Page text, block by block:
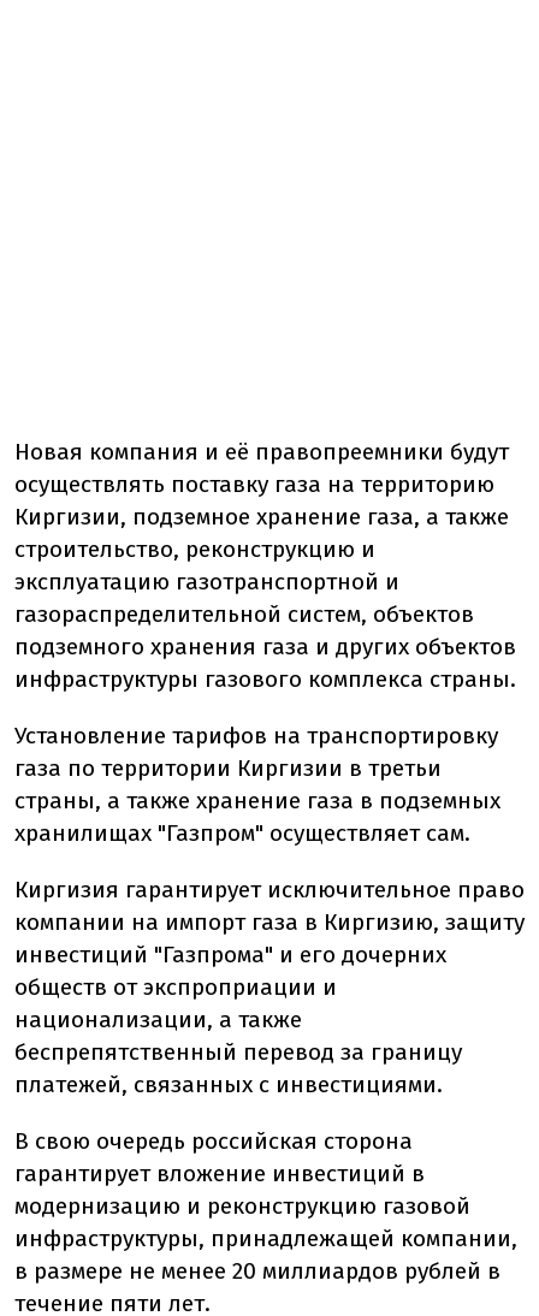
Новая компания и её правопреемники будут
осуществлять поставку газа на территорию
Киргизии, подземное хранение газа, а также
строительство, реконструкцию и
эксплуатацию газотранспортной и
газораспределительной систем, объектов
подземного хранения газа и других объектов
инфраструктуры газового комплекса страны.
Установление тарифов на транспортировку
газа по территории Киргизии в третьи
страны, а также хранение газа в подземных
хранилищах "Газпром" осуществляет сам.
Киргизия гарантирует исключительное право
компании на импорт газа в Киргизию, защиту
инвестиций "Газпрома" и его дочерних
обществ от экспроприации и
национализации, а также
беспрепятственный перевод за границу
платежей, связанных с инвестициями.
В свою очередь российская сторона
гарантирует вложение инвестиций в
модернизацию и реконструкцию газовой
инфраструктуры, принадлежащей компании,
в размере не менее 20 миллиардов рублей в
течение пяти лет.